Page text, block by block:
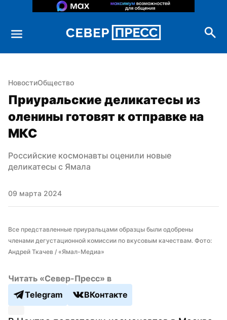
НовостиОбщество
Приуральские деликатесы из
оленины готовят к отправке на
МКС
Российские космонавты оценили новые
деликатесы с Ямала
09 марта 2024
Все представленные приуральцами образцы были одобрены
членами дегустационной комиссии по вкусовым качествам. Фото:
Андрей Ткачев / «Ямал-Медиа»
Читать «Север-Пресс» в
Telegram
ВКонтакте